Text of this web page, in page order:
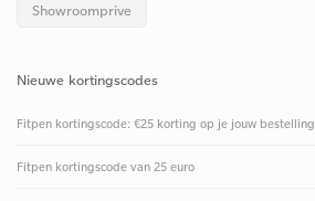
Showroomprive
Nieuwe kortingscodes
Fitpen kortingscode: €25 korting op je jouw bestelling
Fitpen kortingscode van 25 euro